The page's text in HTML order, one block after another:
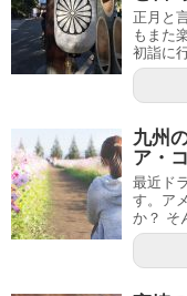
正月と
もまた
初詣に
九州
ア・
最近ド
す。ア
か？ そ